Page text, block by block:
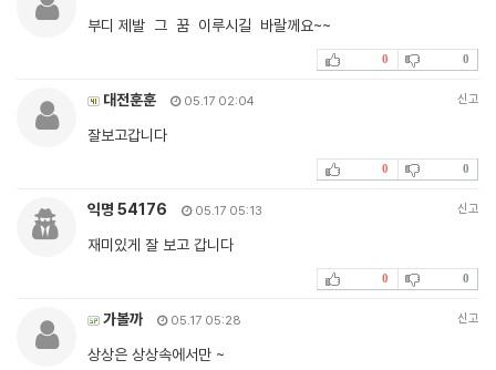
부디 제발 그 꿈 이루시길 바랄께요~~
0 0
대전훈훈 05.17 02:04 신고
잘보고갑니다
0 0
익명 54176 05.17 05:13 신고
재미있게 잘 보고 갑니다
0 0
가볼까 05.17 05:28 신고
상상은 상상속에서만 ~